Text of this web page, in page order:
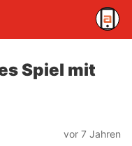
Spiel mit
vor 7 Jahren